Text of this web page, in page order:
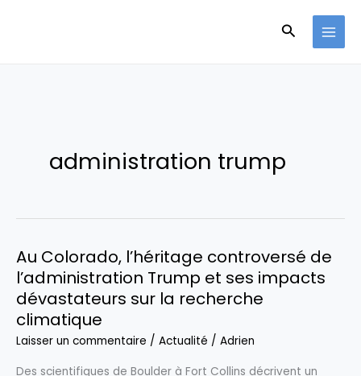
administration trump
Au Colorado, l’héritage controversé de
l’administration Trump et ses impacts
dévastateurs sur la recherche
climatique
Laisser un commentaire / Actualité / Adrien
Des scientifiques de Boulder à Fort Collins décrivent un